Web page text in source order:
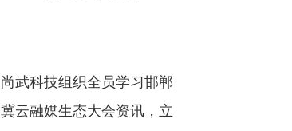
尚武科技组织全员学习邯郸
冀云融媒生态大会资讯，立